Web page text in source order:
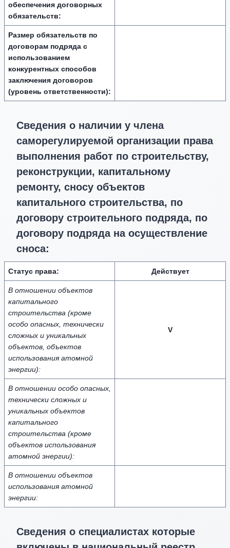
обеспечения договорных
обязательств:
Размер обязательств по
договорам подряда с
использованием
конкурентных способов
заключения договоров
(уровень ответственности):
Сведения о наличии у члена
саморегулируемой организации права
выполнения работ по строительству,
реконструкции, капитальному
ремонту, сносу объектов
капитального строительства, по
договору строительного подряда, по
договору подряда на осуществление
сноса:
Статус права: Действует
В отношении объектов
капитального
строительства (кроме
особо опасных, технически
сложных и уникальных
объектов, объектов
использования атомной
энергии):
V
В отношении особо опасных,
технически сложных и
уникальных объектов
капитального
строительства (кроме
объектов использования
атомной энергии):
В отношении объектов
использования атомной
энергии:
Сведения о специалистах которые